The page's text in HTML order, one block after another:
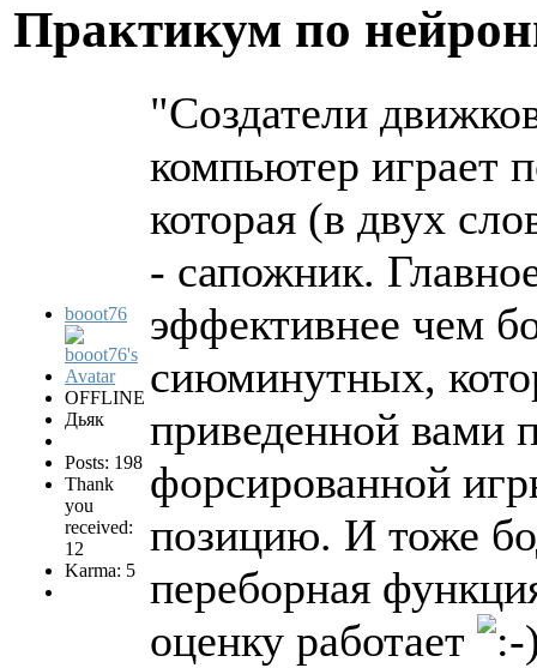
Практикум по
booot76
OFFLINE
Дьяк
Posts: 198
Thank
you
received:
12
Karma: 5
"Создатели
компьютер играет
которая (в двух
- сапожник.
эффективнее чем
сиюминутных,
приведенной вами
форсированной
позицию. И тоже
переборная
оценку работает